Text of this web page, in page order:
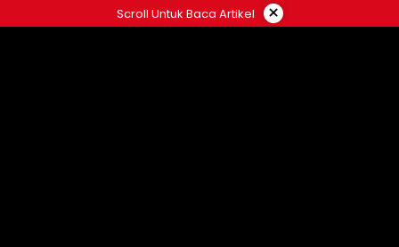
ke
Scroll Untuk Baca Artikel ×